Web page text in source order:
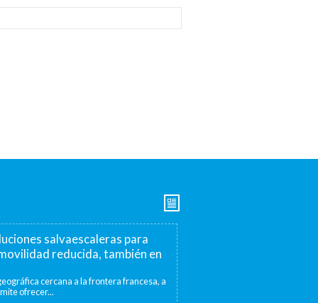
salvaescaleras para
reducida, también en
cercana a la frontera francesa, a
ofrecer...